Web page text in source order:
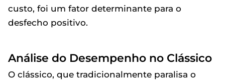
custo, foi um fator determinante para o
desfecho positivo.
Análise do Desempenho no Clássico
O clássico, que tradicionalmente paralisa o